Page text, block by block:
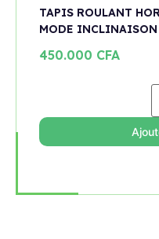
TAPIS ROULANT
MODE
450.000 CFA